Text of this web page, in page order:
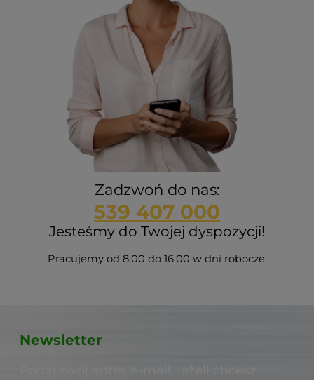
Zadzwoń do nas:
539 407 000
Jesteśmy do Twojej dyspozycji!
Pracujemy od 8.00 do 16.00 w dni robocze.
Newsletter